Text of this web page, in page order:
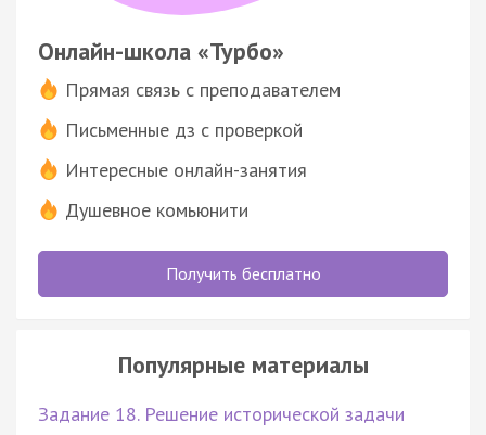
Онлайн-школа «Турбо»
Прямая связь с преподавателем
Письменные дз с проверкой
Интересные онлайн-занятия
Душевное комьюнити
Получить бесплатно
Популярные материалы
Задание 18. Решение исторической задачи